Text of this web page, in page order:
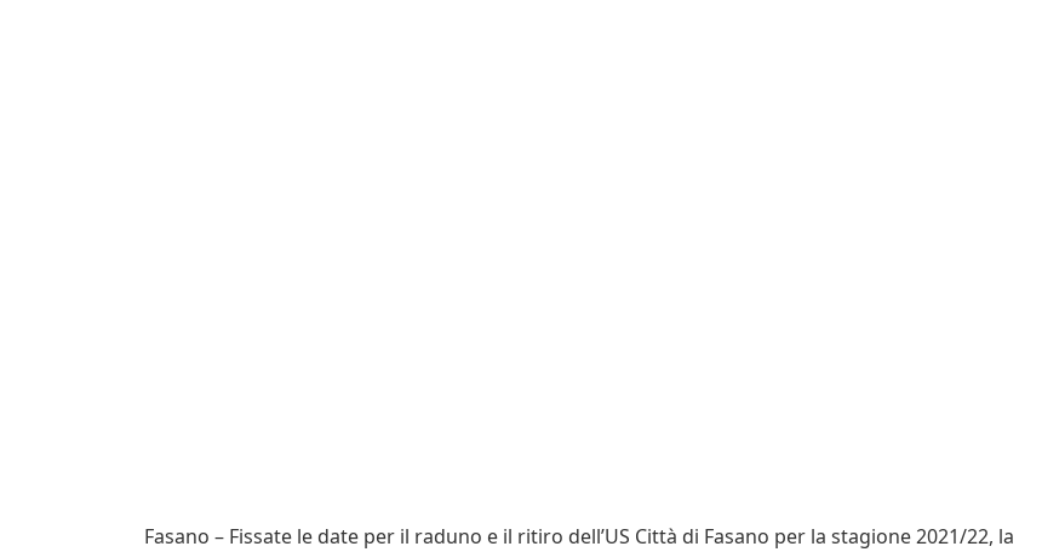
Fasano – Fissate le date per il raduno e il ritiro dell’US Città di Fasano per la stagione 2021/22, la